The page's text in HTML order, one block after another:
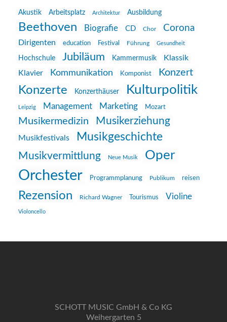
Akustik Arbeitsplatz Architektur Ausbildung
Beethoven Biografie CD Chor Corona
Dirigenten education Festival Führung Gesundheit
Hochschule Jubiläum Kammermusik
Klassik
Klavier
Kommunikation Komponist Konzert
Konzerte Konzerthäuser Kulturpolitik
Leipzig Management Marketing Mozart
Musikermedizin Musikerziehung
Musikfestivals Musikgeschichte
Musikvermittlung Neue Musik Oper
Orchester Programmplanung Publikum reisen
Rezension Richard Wagner Tourismus Violine
Violoncello
SCHOTT MUSIC GmbH & Co KG
Weihergarten 5